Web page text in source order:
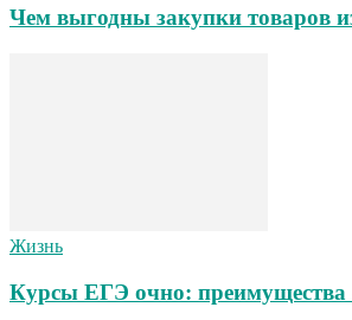
Чем выгодны закупки товаров
Жизнь
Курсы ЕГЭ очно: преимущества